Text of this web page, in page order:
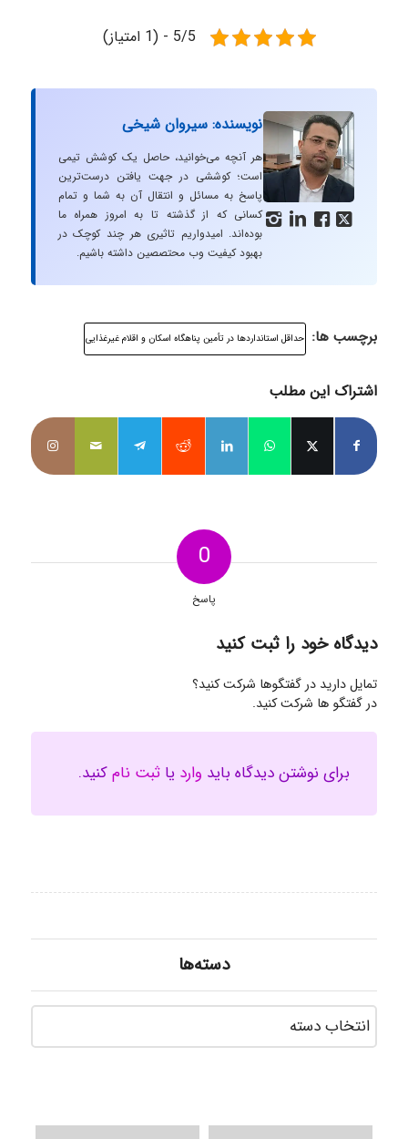
5/5 - (1 امتیاز)
   
نویسنده: سیروان شیخی
هر آنچه می‌خوانید، حاصل یک کوشش تیمی
است؛ کوششی در جهت یافتن درست‌ترین
پاسخ به مسائل و انتقال آن به شما و تمام
کسانی که از گذشته تا به امروز همراه ما
بوده‌اند. امیدواریم تاثیری هر چند کوچک در
بهبود کیفیت وب محتصصین داشته باشیم.
برچسب ها: حداقل استانداردها در تأمین پناهگاه اسکان و اقلام غیرغذایی
اشتراک این مطلب
0
پاسخ
دیدگاه خود را ثبت کنید
تمایل دارید در گفتگوها شرکت کنید؟
در گفتگو ها شرکت کنید.
برای نوشتن دیدگاه باید وارد یا ثبت نامکنید.
دسته‌ها